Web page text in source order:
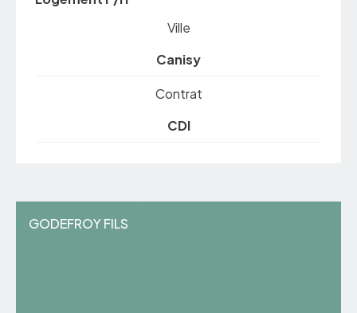
Ville
Canisy
Contrat
CDI
GODEFROY FILS